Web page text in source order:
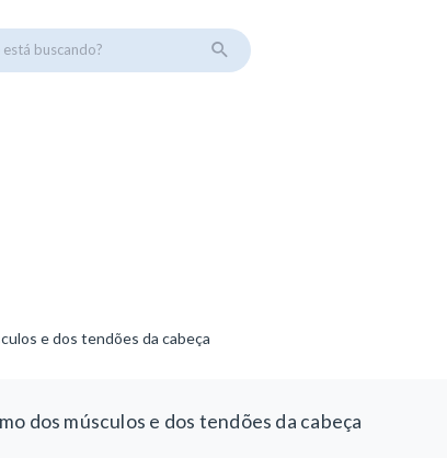
buscando?
e dos tendões da cabeça
dos músculos e dos tendões da cabeça